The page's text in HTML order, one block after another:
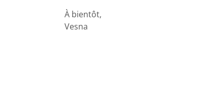
À bientôt,
Vesna